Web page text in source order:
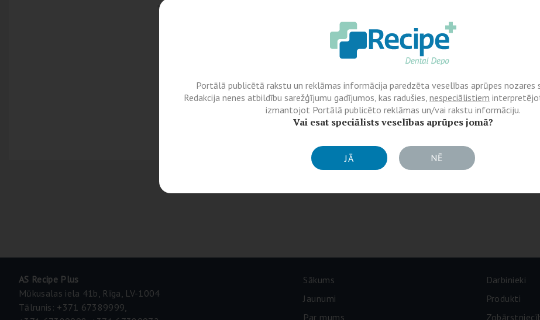
Portālā publicētā rakstu un reklāmas informācija paredzēta veselības aprūpes nozares
Redakcija nenes atbildību sarežģījumu gadījumos, kas radušies, nespeciālistiem
izmantojot Portālā publicēto reklāmas un/vai rakstu informāciju.
Vai esat speciālists veselības aprūpes jomā?
JĀ NĒ
AS Recipe Plus
Mūkusalas iela 41b, Rīga, LV-1004
Tālrunis: +371 67389999,
Sākums
Jaunumi
Par mums
Darbinieki
Produkti